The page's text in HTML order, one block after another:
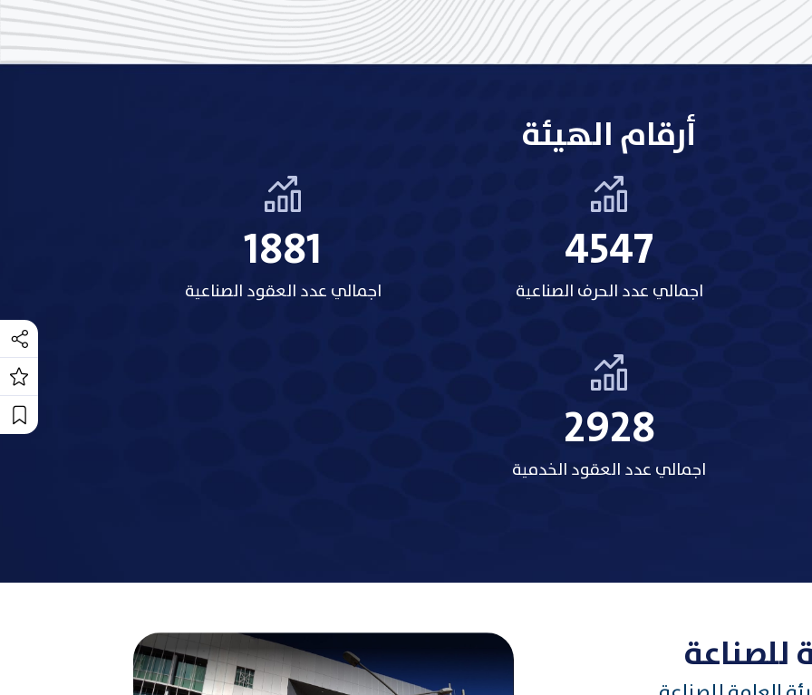
أرقام الهيئة
5207
اجمالي عدد الحرف الصناعية
2154
اجمالي عدد العقود الصناعية
3485
اجمالي عدد العقود الخدمية
للصناعة